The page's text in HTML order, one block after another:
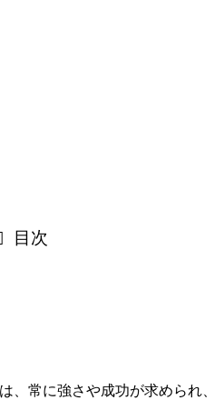
目次
、常に強さや成功が求められ、